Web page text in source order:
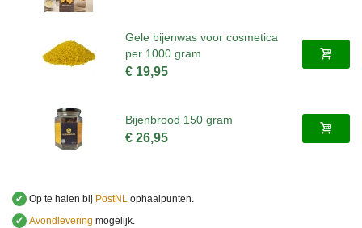
Gele bijenwas voor cosmetica
per 1000 gram
€ 19,95
Bijenbrood 150 gram
€ 26,95
✔ Op te halen bij PostNL ophaalpunten.
✔ Avondlevering mogelijk.